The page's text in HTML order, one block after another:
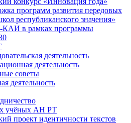
программ развития передовых
республиканского значения»
в рамках программы
деятельность
деятельность
советы
деятельность
учёных АН РТ
проект идентичности текстов